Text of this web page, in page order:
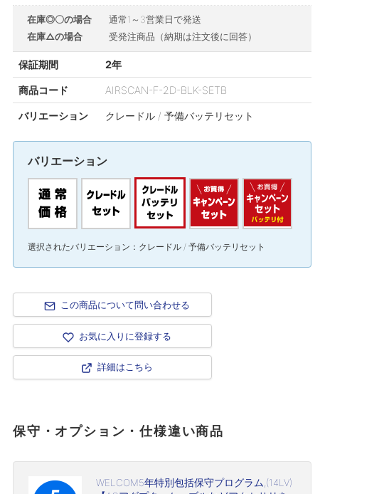
商品コード AIRSCAN-F-2D-BLK-SETB
在庫◎〇の場合
通常1～3営業日で発送
在庫△の場合
受発注商品（納期は注文後に回答）
保証期間 2年
バリエーション クレードル / 予備バッテリセット
バリエーション
選択されたバリエーション：クレードル / 予備バッテリセット
保守・オプション・仕様違い商品
WELCOM5年特別包括保守プログラム,(14LV)
この商品について問い合わせる
お気に入りに登録する
詳細はこちら